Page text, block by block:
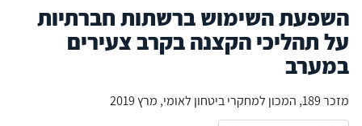
השפעת השימוש ברשתות חברתיות
על תהליכי הקצנה בקרב צעירים
במערב
מזכר 189, המכון למחקרי ביטחון לאומי, מרץ 2019